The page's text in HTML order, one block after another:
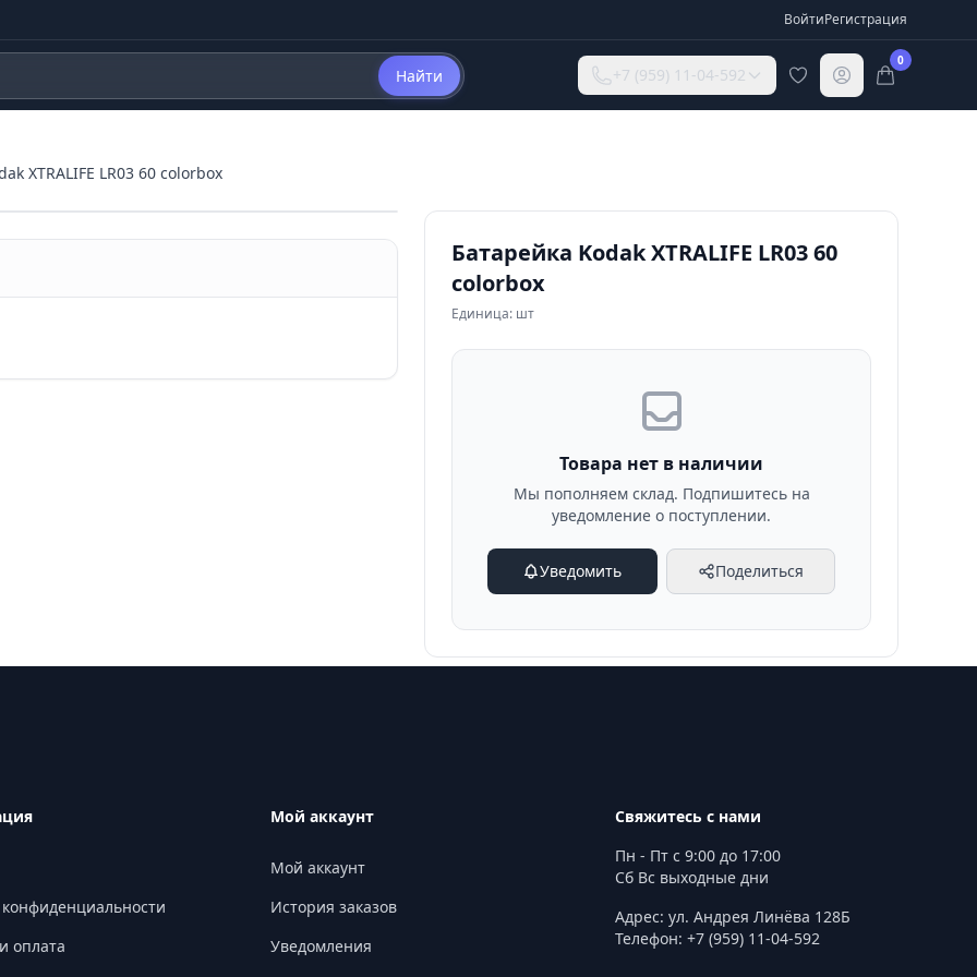
ВойтиРегистрация
Найти +7 (959) 11-04-592
0
XTRALIFE LR03 60 colorbox
Батарейка Kodak XTRALIFE LR03 60
colorbox
Единица: шт
Товара нет в наличии
Мы пополняем склад. Подпишитесь на
уведомление о поступлении.
Уведомить Поделиться
оплата
Мой аккаунт
Мой аккаунт
История заказов
Уведомления
Свяжитесь с нами
Пн - Пт с 9:00 до 17:00
Сб Вс выходные дни
Адрес: ул. Андрея Линёва 128Б
Телефон: +7 (959) 11-04-592